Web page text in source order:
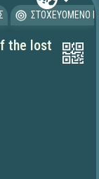
ΣΤΟΧΕΥΟΜΕΝΟ
the lost